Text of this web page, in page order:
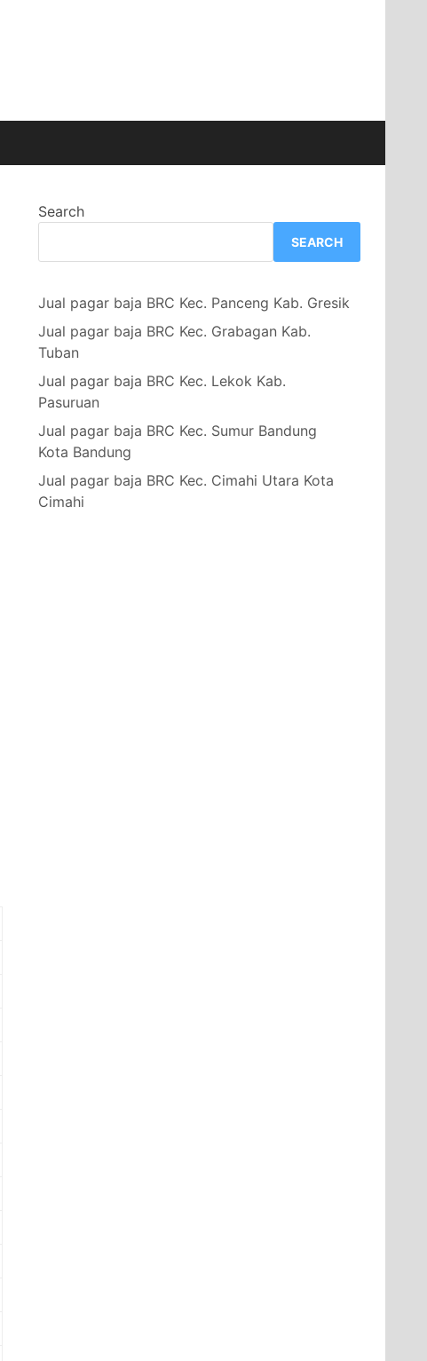
Search
SEARCH
Jual pagar baja BRC Kec. Panceng Kab. Gresik
Jual pagar baja BRC Kec. Grabagan Kab.
Tuban
Jual pagar baja BRC Kec. Lekok Kab.
Pasuruan
Jual pagar baja BRC Kec. Sumur Bandung
Kota Bandung
Jual pagar baja BRC Kec. Cimahi Utara Kota
Cimahi